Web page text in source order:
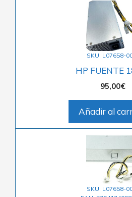
SKU: L07658-
HP FUENTE
95,00€
Añadir al
SKU: L07658-